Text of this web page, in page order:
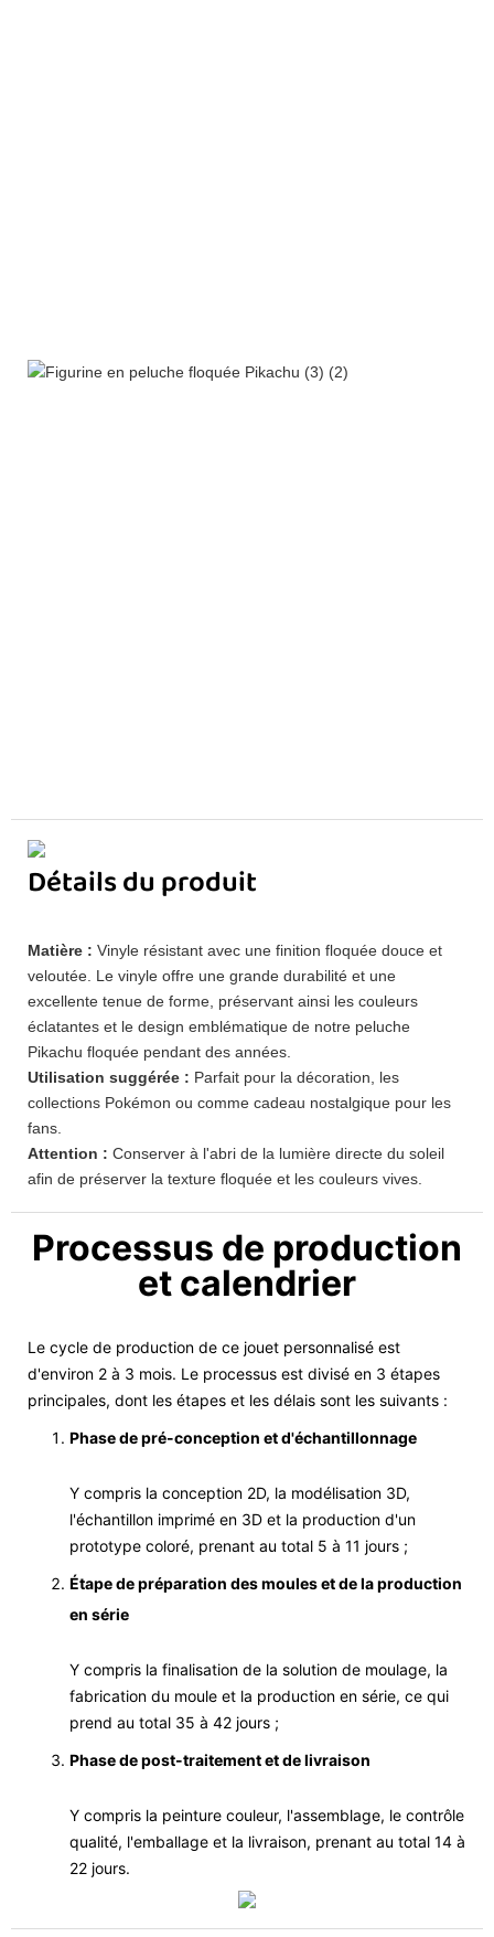
Détails du produit
Matière : Vinyle résistant avec une finition floquée douce et
veloutée. Le vinyle offre une grande durabilité et une
excellente tenue de forme, préservant ainsi les couleurs
éclatantes et le design emblématique de notre peluche
Pikachu floquée pendant des années.
Utilisation suggérée : Parfait pour la décoration, les
collections Pokémon ou comme cadeau nostalgique pour les
fans.
Attention : Conserver à l'abri de la lumière directe du soleil
afin de préserver la texture floquée et les couleurs vives.
Processus de production
et calendrier
Le cycle de production de ce jouet personnalisé est
d'environ 2 à 3 mois. Le processus est divisé en 3 étapes
principales, dont les étapes et les délais sont les suivants :
Phase de pré-conception et d'échantillonnage
Y compris la conception 2D, la modélisation 3D,
l'échantillon imprimé en 3D et la production d'un
prototype coloré, prenant au total 5 à 11 jours ;
Étape de préparation des moules et de la production
en série
Y compris la finalisation de la solution de moulage, la
fabrication du moule et la production en série, ce qui
prend au total 35 à 42 jours ;
Phase de post-traitement et de livraison
Y compris la peinture couleur, l'assemblage, le contrôle
qualité, l'emballage et la livraison, prenant au total 14 à
22 jours.